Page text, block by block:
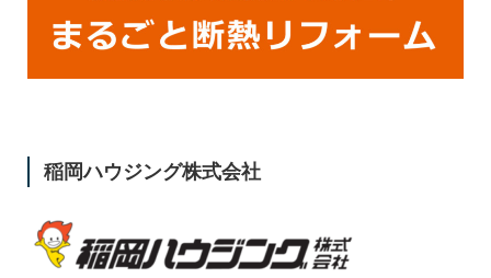
稲岡ハウジング株式会社